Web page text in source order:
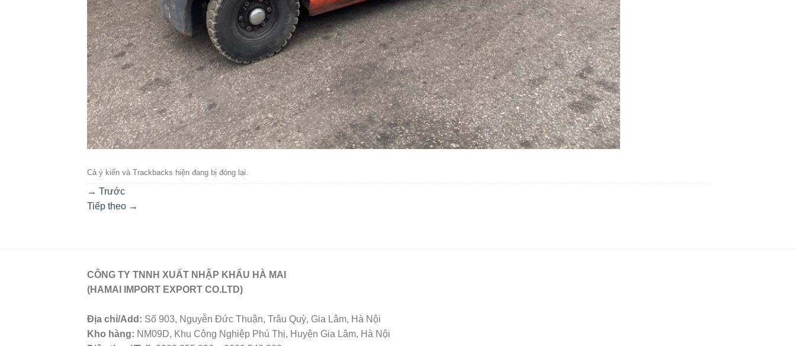
Cả ý kiến ​​và Trackbacks hiện đang bị đóng lại.
→ Trước
Tiếp theo →
CÔNG TY TNNH XUẤT NHẬP KHẨU HÀ MAI
(HAMAI IMPORT EXPORT CO.LTD)
Địa chỉ/Add: Số 903, Nguyễn Đức Thuận, Trâu Quỳ, Gia Lâm, Hà Nội
Kho hàng: NM09D, Khu Công Nghiệp Phú Thị, Huyện Gia Lâm, Hà Nội